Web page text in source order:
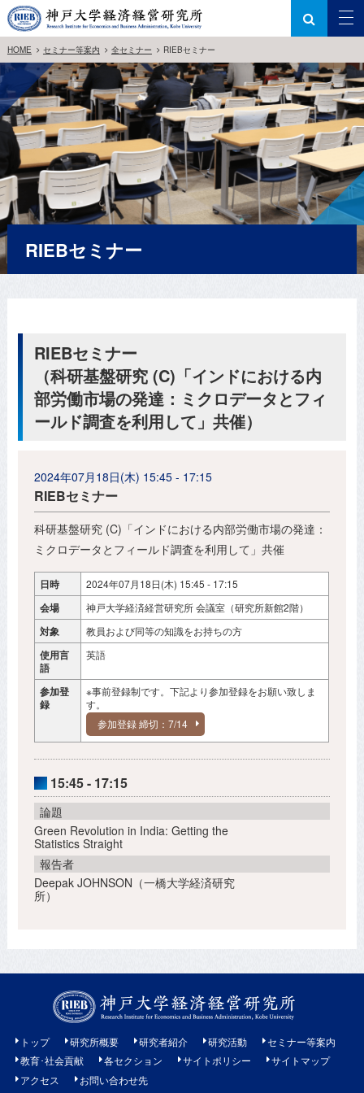
HOME セミナー等案内 全セミナー RIEBセミナー
RIEBセミナー
RIEBセミナー
（科研基盤研究 (C)「インドにおける内
部労働市場の発達：ミクロデータとフィ
ールド調査を利用して」共催）
2024年07月18日(木) 15:45 - 17:15
RIEBセミナー
科研基盤研究 (C)「インドにおける内部労働市場の発達：
ミクロデータとフィールド調査を利用して」共催
日時 2024年07月18日(木) 15:45 - 17:15
会場 神戸大学経済経営研究所 会議室（研究所新館2階）
対象 教員および同等の知識をお持ちの方
使用言
語
英語
参加登
録
※事前登録制です。下記より参加登録をお願い致しま
す。
参加登録 締切：7/14
15:45 - 17:15
論題
Green Revolution in India: Getting the
Statistics Straight
報告者
Deepak JOHNSON（一橋大学経済研究
所）
トップ 研究所概要 研究者紹介 研究活動
セミナー等案内
教育･社会貢献
各セクション サイトポリシー
サイトマップ
アクセス
お問い合わせ先